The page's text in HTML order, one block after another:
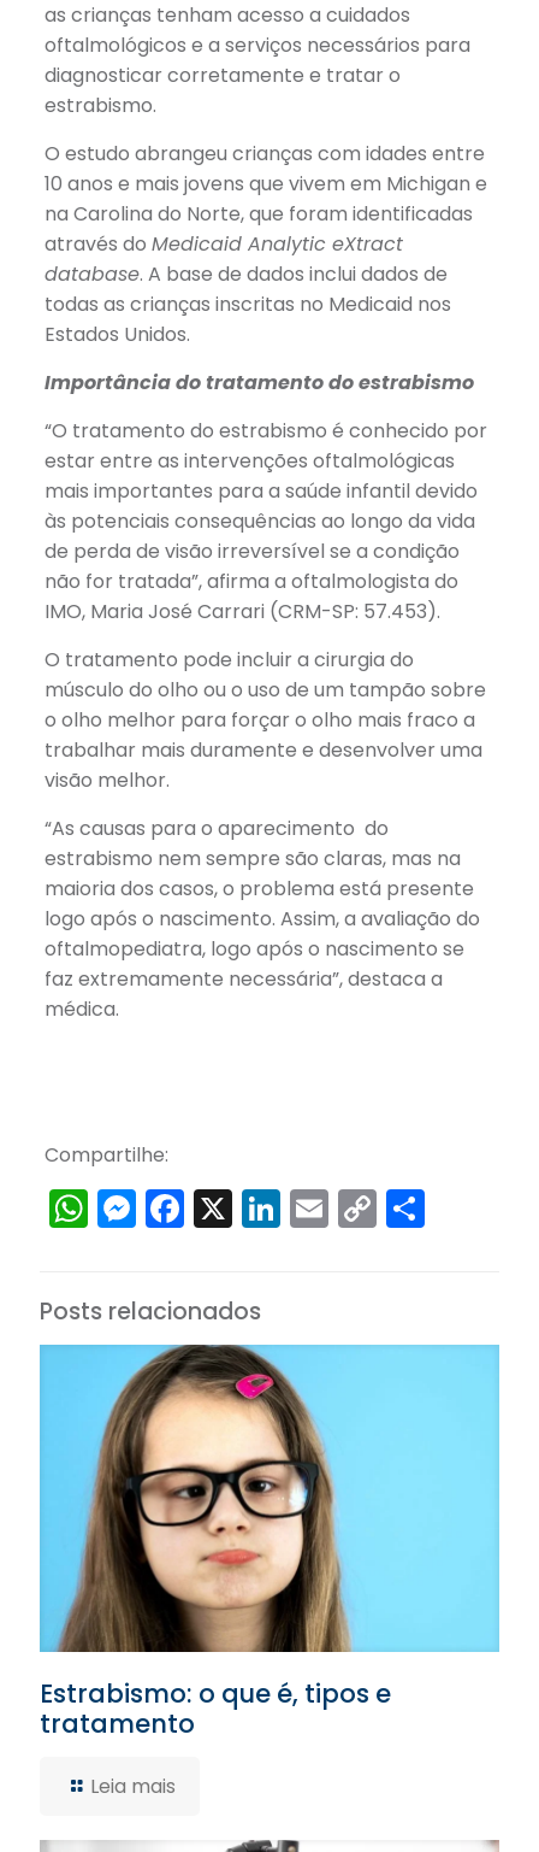
as crianças tenham acesso a cuidados
oftalmológicos e a serviços necessários para
diagnosticar corretamente e tratar o
estrabismo.
O estudo abrangeu crianças com idades entre
10 anos e mais jovens que vivem em Michigan e
na Carolina do Norte, que foram identificadas
através do Medicaid Analytic eXtract
database. A base de dados inclui dados de
todas as crianças inscritas no Medicaid nos
Estados Unidos.
Importância do tratamento do estrabismo
“O tratamento do estrabismo é conhecido por
estar entre as intervenções oftalmológicas
mais importantes para a saúde infantil devido
às potenciais consequências ao longo da vida
de perda de visão irreversível se a condição
não for tratada”, afirma a oftalmologista do
IMO, Maria José Carrari (CRM-SP: 57.453).
O tratamento pode incluir a cirurgia do
músculo do olho ou o uso de um tampão sobre
o olho melhor para forçar o olho mais fraco a
trabalhar mais duramente e desenvolver uma
visão melhor.
“As causas para o aparecimento do
estrabismo nem sempre são claras, mas na
maioria dos casos, o problema está presente
logo após o nascimento. Assim, a avaliação do
oftalmopediatra, logo após o nascimento se
faz extremamente necessária”, destaca a
médica.
Compartilhe:
WhatsApp
Messenger
Facebook
X LinkedIn
Email
Copy
Link
Share
Posts relacionados
Estrabismo: o que é, tipos e
tratamento
Leia mais